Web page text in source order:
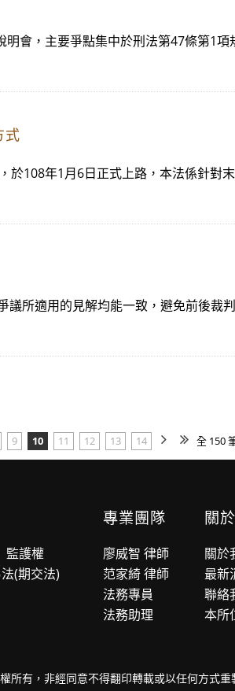
會，主要爭點集中於刑法第47條第1
式
108年1月6日正式上路，本法係針對
所適用的見解均能一致，避免前後裁
9 10 11 12 13 14 全 150
監護權
(期交法)
專業團隊
廖威智 律師
范家綺 律師
法務專員
法務助理
關
關於
最新
聯絡
本所
所有，非經同意不得翻印轉載或以任何方式重